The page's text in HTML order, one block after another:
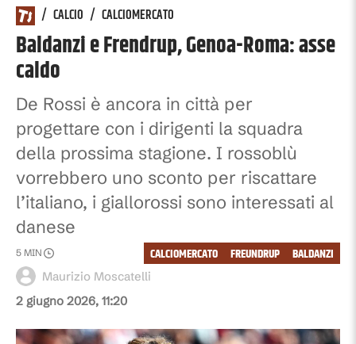
/ CALCIO / CALCIOMERCATO
Baldanzi e Frendrup, Genoa-Roma: asse
caldo
De Rossi è ancora in città per
progettare con i dirigenti la squadra
della prossima stagione. I rossoblù
vorrebbero uno sconto per riscattare
l’italiano, i giallorossi sono interessati al
danese
2 giugno 2026, 11:20
Maurizio Moscatelli
5 MIN BALDANZI
FREUNDRUP
CALCIOMERCATO